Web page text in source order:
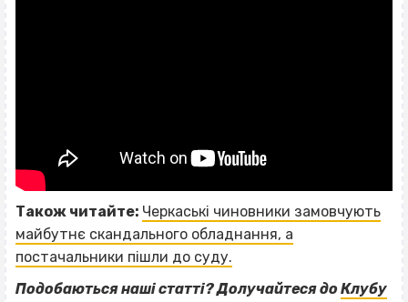
Також читайте: Черкаські чиновники замовчують
майбутнє скандального обладнання, а
постачальники пішли до суду.
Подобаються наші статті? Долучайтеся доКлубу